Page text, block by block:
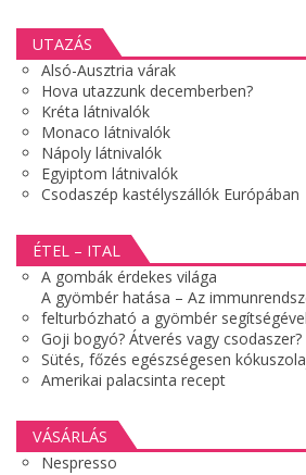
UTAZÁS
Alsó-Ausztria várak
Hova utazzunk decemberben?
Kréta látnivalók
Monaco látnivalók
Nápoly látnivalók
Egyiptom látnivalók
Csodaszép kastélyszállók Európában
ÉTEL – ITAL
A gombák érdekes világa
A gyömbér hatása – Az
felturbózható a gyömbér segítségével
Goji bogyó? Átverés vagy csodaszer?
Sütés, főzés egészségesen
Amerikai palacsinta recept
VÁSÁRLÁS
Nespresso